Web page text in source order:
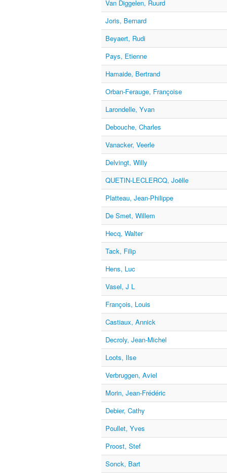
Van Diggelen, Ruurd
Joris, Bernard
Beyaert, Rudi
Pays, Etienne
Hamaide, Bertrand
Orban-Ferauge, Françoise
Larondelle, Yvan
Debouche, Charles
Vanacker, Veerle
Delvingt, Willy
QUETIN-LECLERCQ, Joëlle
Platteau, Jean-Philippe
De Smet, Willem
Hecq, Walter
Tack, Filip
Hens, Luc
Vasel, J L
François, Louis
Castiaux, Annick
Decroly, Jean-Michel
Loots, Ilse
Verbruggen, Aviel
Morin, Jean-Frédéric
Debier, Cathy
Poullet, Yves
Proost, Stef
Sonck, Bart